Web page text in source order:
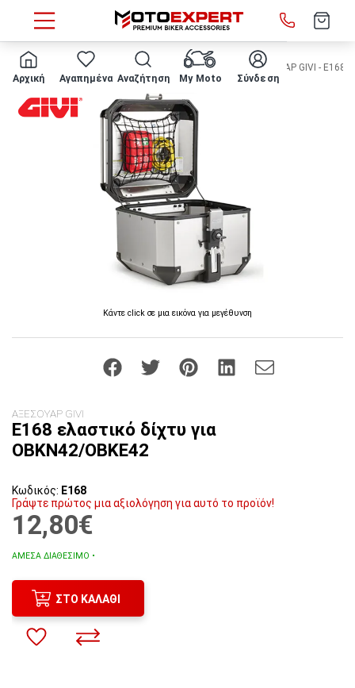
Αρχική Αγαπημένα Αναζήτηση My Moto Σύνδεση
HOME ΜΟΤΟΣΥΚΛΕΤΑ ΑΞΕΣΟΥΑΡ ΒΑΛΙΤΣΑΣ ΑΞΕΣΟΥΑΡ GIVI - E168
Κάντε click σε μια εικόνα για μεγέθυνση
ΑΞΕΣΟΥΑΡ GIVI
E168 ελαστικό δίχτυ για
OBKN42/OBKE42
Κωδικός: E168
Γράψτε πρώτος μια αξιολόγηση για αυτό το προϊόν!
12,80€
ΆΜΕΣΑ ΔΙΑΘΈΣΙΜΟ •
ΣΤΟ ΚΑΛΆΘΙ